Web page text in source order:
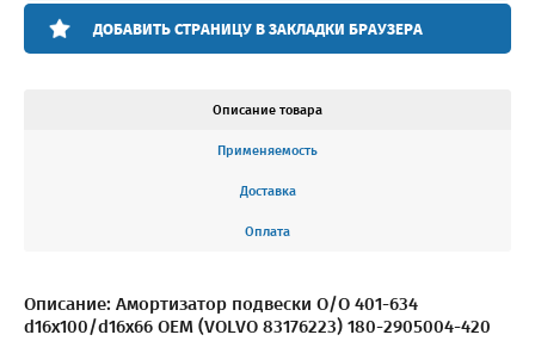
ДОБАВИТЬ СТРАНИЦУ В ЗАКЛАДКИ БРАУЗЕРА
Описание товара
Применяемость
Доставка
Оплата
Описание: Амортизатор подвески O/O 401-634
d16x100/d16x66 OEM (VOLVO 83176223) 180-2905004-420